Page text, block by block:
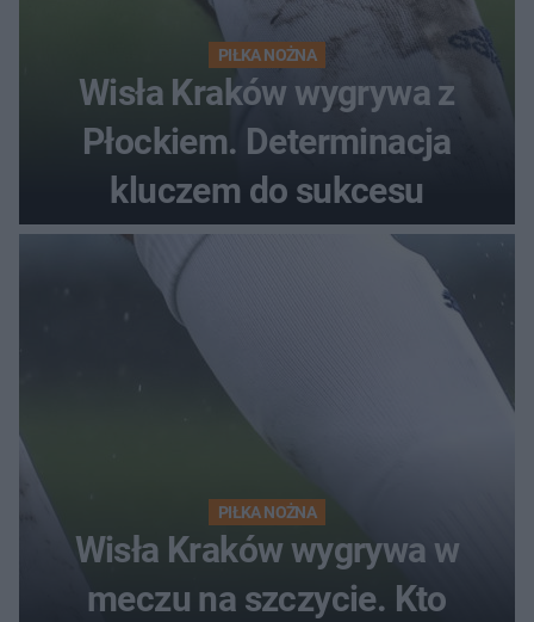
PIŁKA NOŻNA
Wisła Kraków wygrywa z
Płockiem. Determinacja
kluczem do sukcesu
PIŁKA NOŻNA
Wisła Kraków wygrywa w
meczu na szczycie. Kto